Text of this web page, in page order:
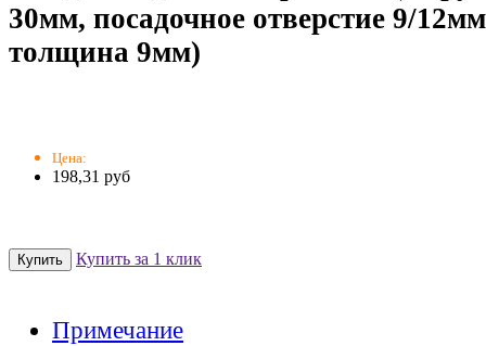
30мм, посадочное отверстие 9/
толщина 9мм)
Цена:
198,31 руб
Купить за 1 клик
Примечание